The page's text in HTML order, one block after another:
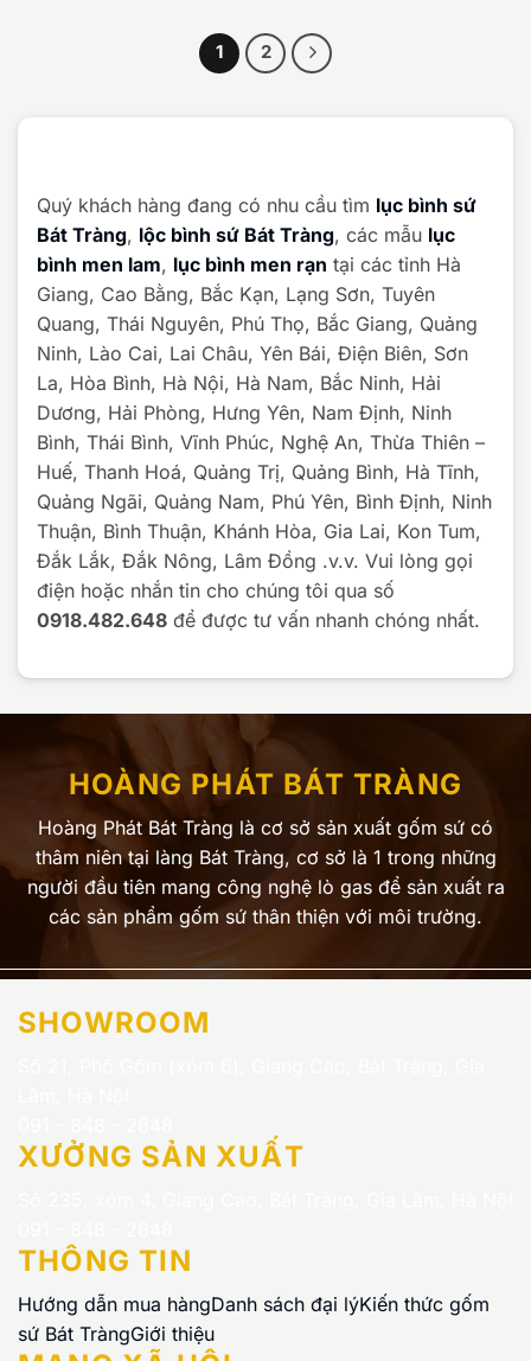
22.000.000 ₫.
1 2
Quý khách hàng đang có nhu cầu tìm lục bình sứ
Bát Tràng, lộc bình sứ Bát Tràng, các mẫu lục
bình men lam, lục bình men rạn tại các tỉnh Hà
Giang, Cao Bằng, Bắc Kạn, Lạng Sơn, Tuyên
Quang, Thái Nguyên, Phú Thọ, Bắc Giang, Quảng
Ninh, Lào Cai, Lai Châu, Yên Bái, Điện Biên, Sơn
La, Hòa Bình, Hà Nội, Hà Nam, Bắc Ninh, Hải
Dương, Hải Phòng, Hưng Yên, Nam Định, Ninh
Bình, Thái Bình, Vĩnh Phúc, Nghệ An, Thừa Thiên –
Huế, Thanh Hoá, Quảng Trị, Quảng Bình, Hà Tĩnh,
Quảng Ngãi, Quảng Nam, Phú Yên, Bình Định, Ninh
Thuận, Bình Thuận, Khánh Hòa, Gia Lai, Kon Tum,
Đắk Lắk, Đắk Nông, Lâm Đồng .v.v. Vui lòng gọi
điện hoặc nhắn tin cho chúng tôi qua số
0918.482.648 để được tư vấn nhanh chóng nhất.
HOÀNG PHÁT BÁT TRÀNG
Hoàng Phát Bát Tràng là cơ sở sản xuất gốm sứ có
thâm niên tại làng Bát Tràng, cơ sở là 1 trong những
người đầu tiên mang công nghệ lò gas để sản xuất ra
các sản phẩm gốm sứ thân thiện với môi trường.
SHOWROOM
XƯỞNG SẢN XUẤT
THÔNG TIN
Hướng dẫn mua hàngDanh sách đại lýKiến thức gốm
sứ Bát TràngGiới thiệu